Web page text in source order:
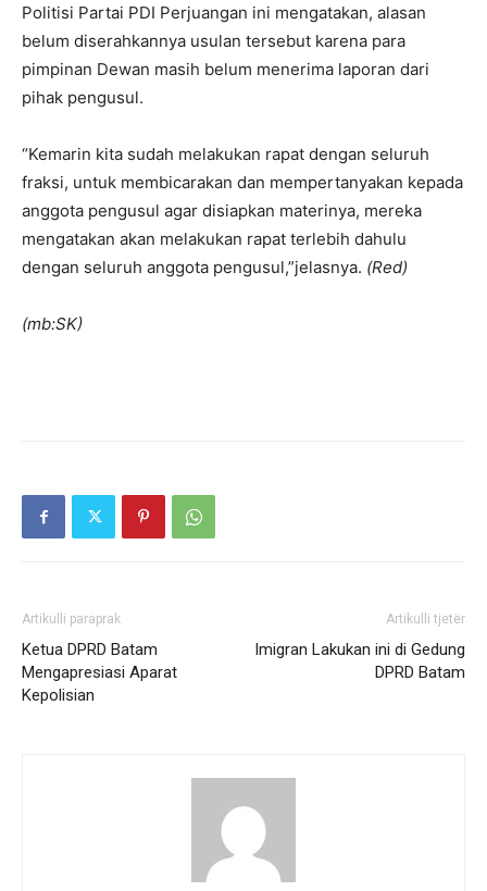
Politisi Partai PDI Perjuangan ini mengatakan, alasan
belum diserahkannya usulan tersebut karena para
pimpinan Dewan masih belum menerima laporan dari
pihak pengusul.
“Kemarin kita sudah melakukan rapat dengan seluruh
fraksi, untuk membicarakan dan mempertanyakan kepada
anggota pengusul agar disiapkan materinya, mereka
mengatakan akan melakukan rapat terlebih dahulu
dengan seluruh anggota pengusul,”jelasnya. (Red)
(mb:SK)
Artikulli paraprak
Ketua DPRD Batam
Mengapresiasi Aparat
Kepolisian
Artikulli tjetër
Imigran Lakukan ini di Gedung
DPRD Batam